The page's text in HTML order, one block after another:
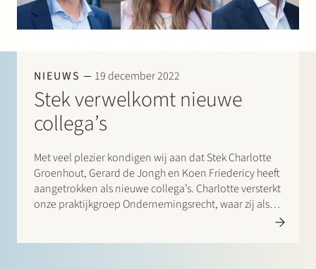
NIEUWS 19 december 2022
Stek verwelkomt nieuwe
collega’s
Met veel plezier kondigen wij aan dat Stek Charlotte
Groenhout, Gerard de Jongh en Koen Friedericy heeft
aangetrokken als nieuwe collega’s. Charlotte versterkt
onze praktijkgroep Ondernemingsrecht, waar zij als
Werken bij Stek
Partner